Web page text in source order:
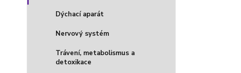
Dýchací aparát
Nervový systém
Trávení, metabolismus a
detoxikace